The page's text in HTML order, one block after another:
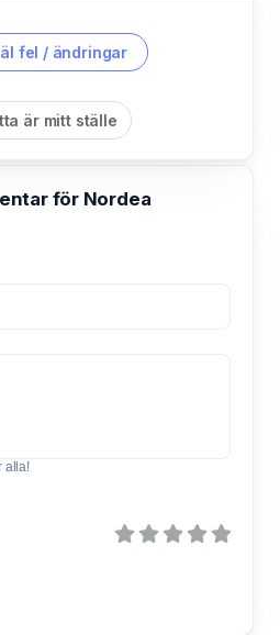
fel / ändringar
är mitt ställe
för Nordea
alla!